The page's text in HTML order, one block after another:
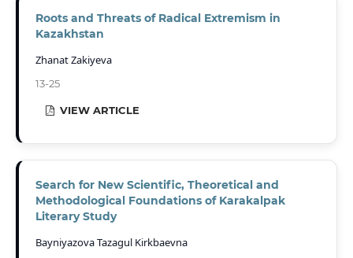
Roots and Threats of Radical Extremism in
Kazakhstan
Zhanat Zakiyeva
13-25
VIEW ARTICLE
Search for New Scientific, Theoretical and
Methodological Foundations of Karakalpak
Literary Study
Bayniyazova Tazagul Kirkbaevna